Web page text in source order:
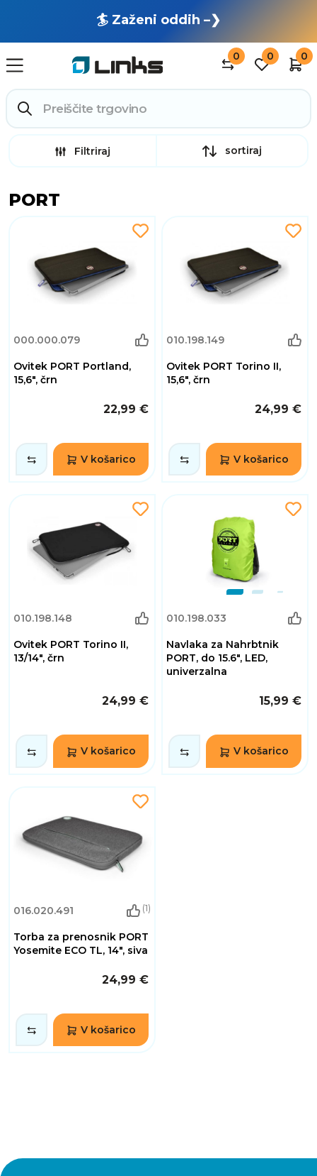
🏄 Zaženi oddih –❯
0 0 0
Filtriraj sortiraj
PORT
000.000.079
Ovitek PORT Portland,
15,6", črn
22,99 €
V košarico
010.198.149
Ovitek PORT Torino II,
15,6", črn
24,99 €
V košarico
010.198.148
Ovitek PORT Torino II,
13/14", črn
24,99 €
V košarico
010.198.033
Navlaka za Nahrbtnik
PORT, do 15.6", LED,
univerzalna
15,99 €
V košarico
016.020.491 (1)
Torba za prenosnik PORT
Yosemite ECO TL, 14", siva
24,99 €
V košarico